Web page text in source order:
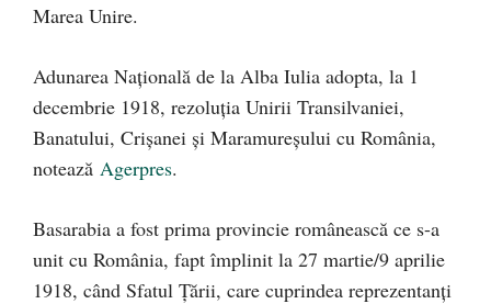
Marea Unire.
Adunarea Naţională de la Alba Iulia adopta, la 1
decembrie 1918, rezoluţia Unirii Transilvaniei,
Banatului, Crişanei şi Maramureşului cu România,
notează Agerpres.
Basarabia a fost prima provincie românească ce s-a
unit cu România, fapt împlinit la 27 martie/9 aprilie
1918, când Sfatul Ţării, care cuprindea reprezentanţi